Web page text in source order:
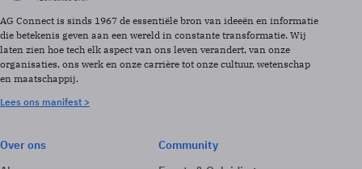
AG Connect is sinds 1967 de essentiële bron van ideeën en informatie
die betekenis geven aan een wereld in constante transformatie. Wij
laten zien hoe tech elk aspect van ons leven verandert, van onze
organisaties, ons werk en onze carrière tot onze cultuur, wetenschap
en maatschappij.
Lees ons manifest >
Over ons
Community